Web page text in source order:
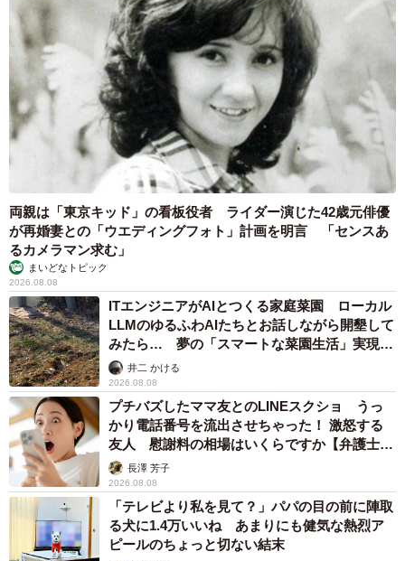
“こらーっ！”の毎日から、ふみふみ添い寝へ
5/10
両親は「東京キッド」の看板役者 ライダー演じた42歳元俳優
が再婚妻との「ウエディングフォト」計画を明言 「センスあ
るカメラマン求む」
まいどなトピック
2026.08.08
ITエンジニアがAIとつくる家庭菜園 ローカル
LLMのゆるふわAIたちとお話しながら開墾して
みたら… 夢の「スマートな菜園生活」実現な
るか井二 かける
2026.08.08
プチバズしたママ友とのLINEスクショ うっ
かり電話番号を流出させちゃった！ 激怒する
友人 慰謝料の相場はいくらですか【弁護士が
解説】長澤 芳子
2026.08.08
「テレビより私を見て？」パパの目の前に陣取
る犬に1.4万いいね あまりにも健気な熱烈ア
ピールのちょっと切ない結末